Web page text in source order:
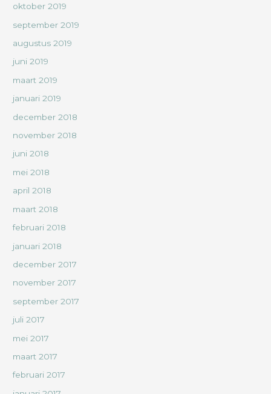
oktober 2019
september 2019
augustus 2019
juni 2019
maart 2019
januari 2019
december 2018
november 2018
juni 2018
mei 2018
april 2018
maart 2018
februari 2018
januari 2018
december 2017
november 2017
september 2017
juli 2017
mei 2017
maart 2017
februari 2017